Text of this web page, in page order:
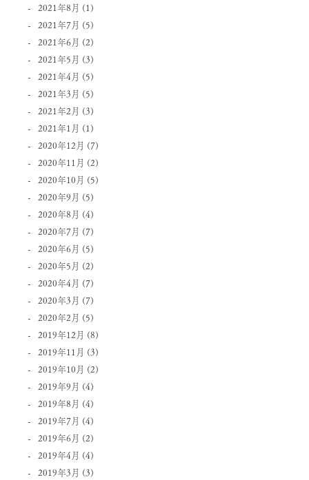
2021年8月 (1)
2021年7月 (5)
2021年6月 (2)
2021年5月 (3)
2021年4月 (5)
2021年3月 (5)
2021年2月 (3)
2021年1月 (1)
2020年12月 (7)
2020年11月 (2)
2020年10月 (5)
2020年9月 (5)
2020年8月 (4)
2020年7月 (7)
2020年6月 (5)
2020年5月 (2)
2020年4月 (7)
2020年3月 (7)
2020年2月 (5)
2019年12月 (8)
2019年11月 (3)
2019年10月 (2)
2019年9月 (4)
2019年8月 (4)
2019年7月 (4)
2019年6月 (2)
2019年4月 (4)
2019年3月 (3)